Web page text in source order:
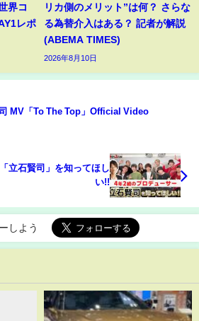
界コ
レポ
リカ側のメリット”は何？ さらな
る為替介入はある？ 記者が解説
(ABEMA TIMES)
2026年8月10日
MV「To The Top」Official Video
立石賢司」を知ってほし
い!!
しよう